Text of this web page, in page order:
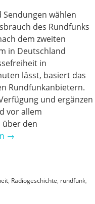
wählen
des Rundfunks
dem zweiten
in Deutschland
in
lässt, basiert das
Rundfunkanbietern.
und ergänzen
vor allem
über den
→
, Radiogeschichte, rundfunk,